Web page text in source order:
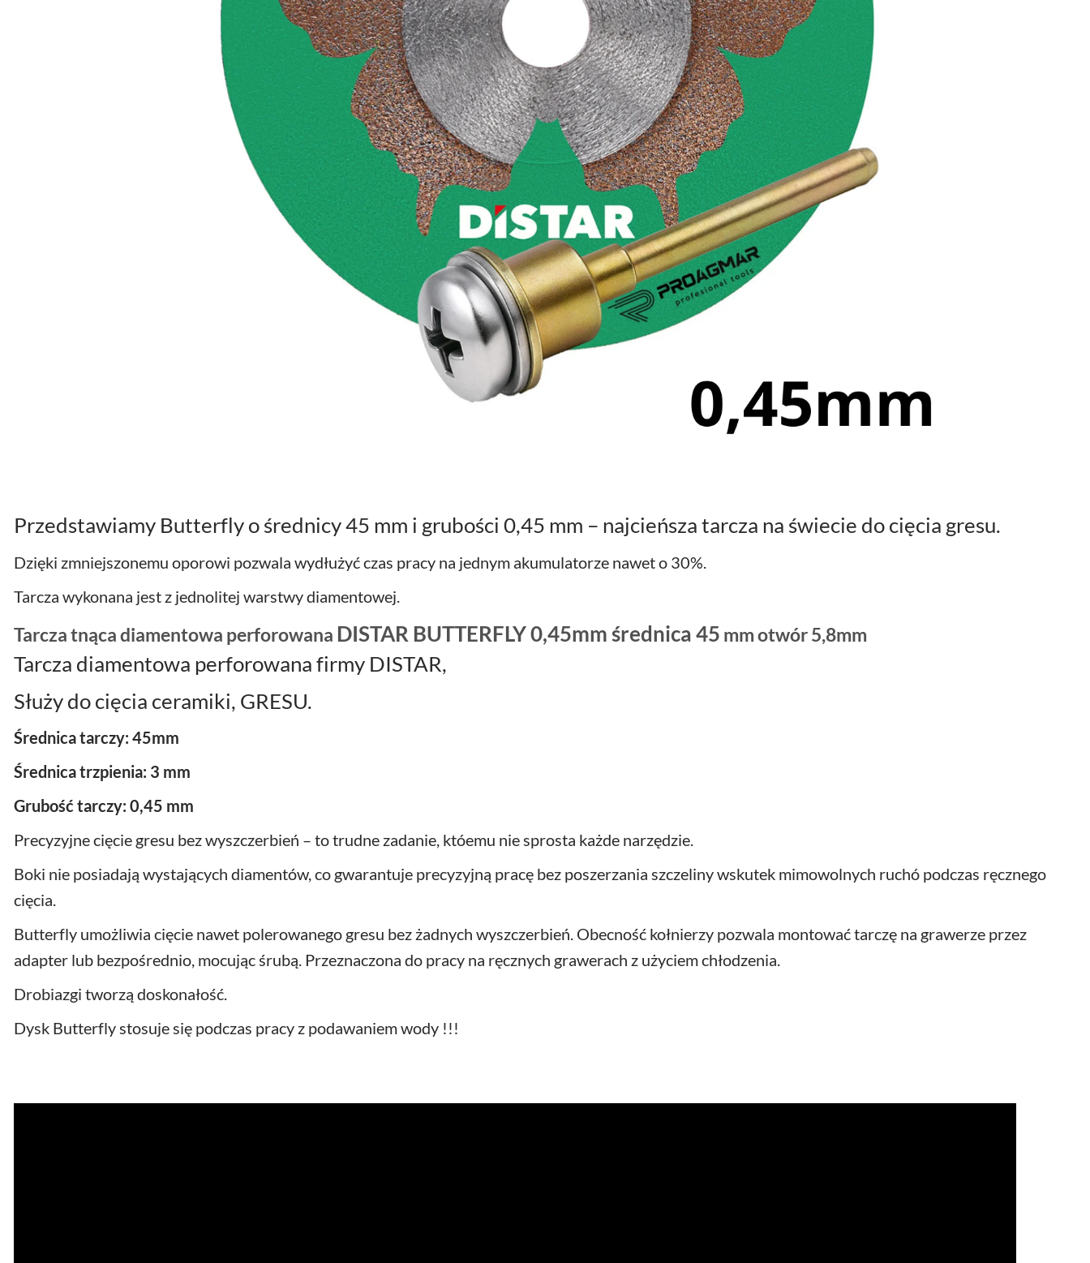
Przedstawiamy Butterfly o średnicy 45 mm i grubości 0,45 mm – najcieńsza tarcza na świecie do cięcia gresu.
Dzięki zmniejszonemu oporowi pozwala wydłużyć czas pracy na jednym akumulatorze nawet o 30%.
Tarcza wykonana jest z jednolitej warstwy diamentowej.
Tarcza tnąca diamentowa perforowana DISTAR BUTTERFLY 0,45mm średnica 45 mm otwór 5,8mm
Tarcza diamentowa perforowana firmy DISTAR,
Służy do cięcia ceramiki, GRESU.
Średnica tarczy: 45mm
Średnica trzpienia: 3 mm
Grubość tarczy: 0,45 mm
Precyzyjne cięcie gresu bez wyszczerbień – to trudne zadanie, któemu nie sprosta każde narzędzie.
Boki nie posiadają wystających diamentów, co gwarantuje precyzyjną pracę bez poszerzania szczeliny wskutek mimowolnych ruchó podczas ręcznego
cięcia.
Butterfly umożliwia cięcie nawet polerowanego gresu bez żadnych wyszczerbień. Obecność kołnierzy pozwala montować tarczę na grawerze przez
adapter lub bezpośrednio, mocując śrubą. Przeznaczona do pracy na ręcznych grawerach z użyciem chłodzenia.
Drobiazgi tworzą doskonałość.
Dysk Butterfly stosuje się podczas pracy z podawaniem wody !!!